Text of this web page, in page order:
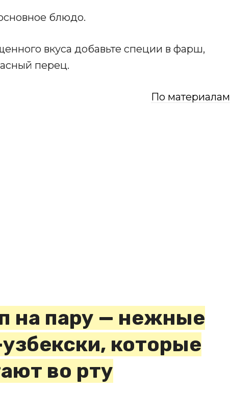
блюдо.
вкуса добавьте специи в фарш,
перец.
По материалам
на пару — нежные
которые
во рту